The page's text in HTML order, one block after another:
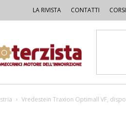
LA RIVISTA CONTATTI CORSI
Vredestein Traxion Optimall VF,